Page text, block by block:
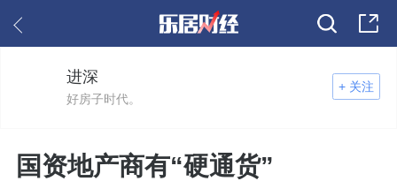
+ 关注
进深
好房子时代。
国资地产商有“硬通货”